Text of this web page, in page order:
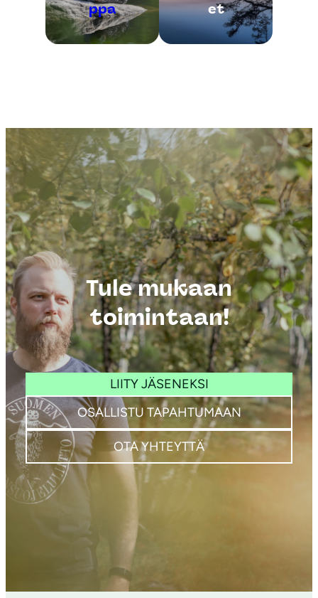
ppa
et
Tule mukaan
toimintaan!
LIITY JÄSENEKSI
OSALLISTU TAPAHTUMAAN
OTA YHTEYTTÄ